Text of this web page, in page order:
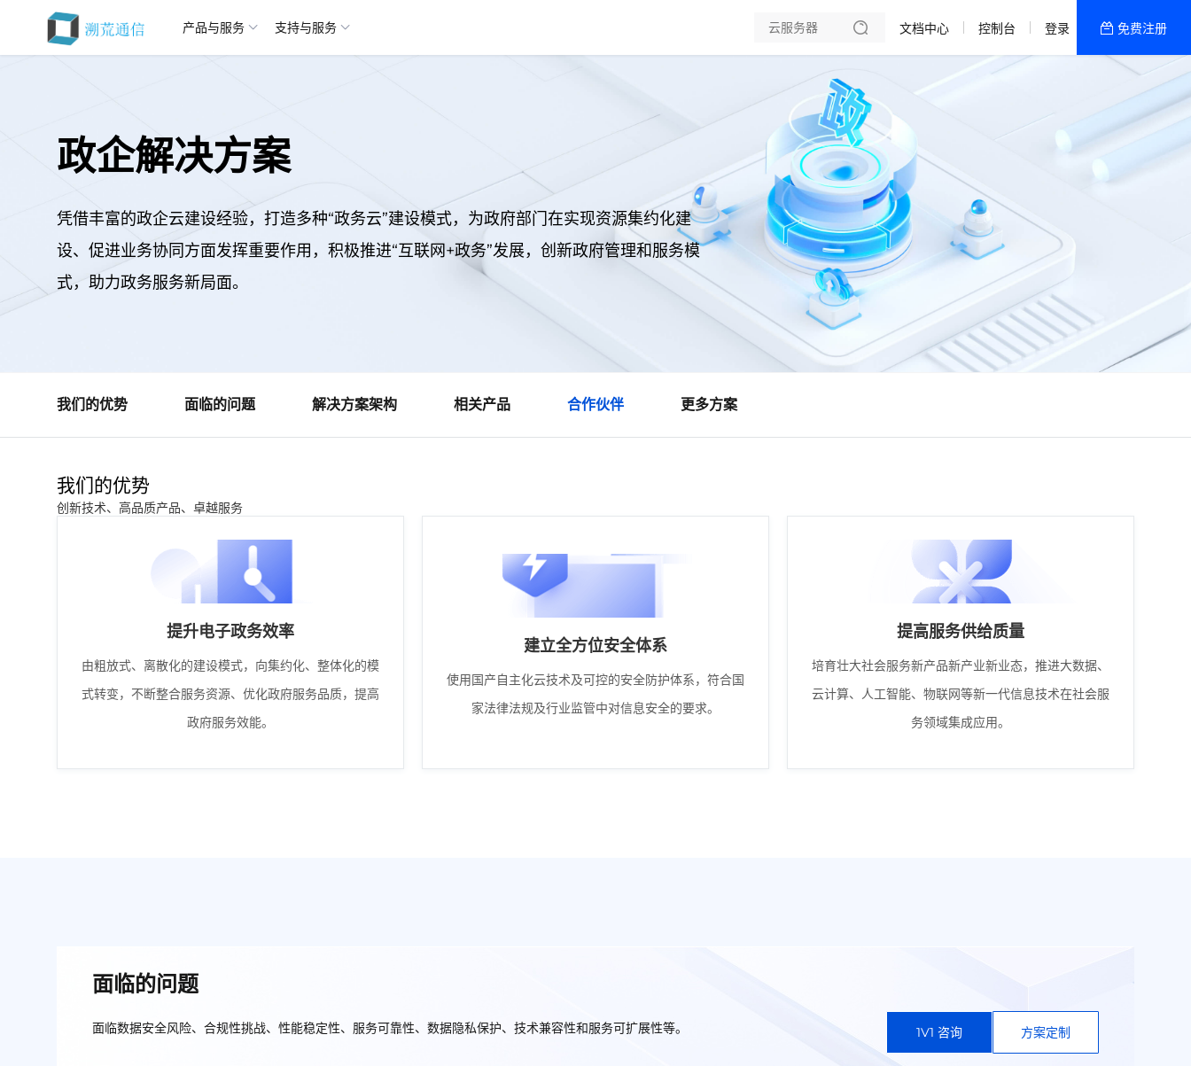
产品与服务
支持与服务
文档中心 控制台 登录 免费注册
政企解决方案
凭借丰富的政企云建设经验，打造多种“政务云”建设模式，为政府部门在实现资源集约化建
设、促进业务协同方面发挥重要作用，积极推进“互联网+政务”发展，创新政府管理和服务模
式，助力政务服务新局面。
我们的优势 面临的问题 解决方案架构 相关产品 合作伙伴 更多方案
我们的优势
创新技术、高品质产品、卓越服务
提升电子政务效率
由粗放式、离散化的建设模式，向集约化、整体化的模
式转变，不断整合服务资源、优化政府服务品质，提高
政府服务效能。
建立全方位安全体系
使用国产自主化云技术及可控的安全防护体系，符合国
家法律法规及行业监管中对信息安全的要求。
提高服务供给质量
培育壮大社会服务新产品新产业新业态，推进大数据、
云计算、人工智能、物联网等新一代信息技术在社会服
务领域集成应用。
面临的问题
面临数据安全风险、合规性挑战、性能稳定性、服务可靠性、数据隐私保护、技术兼容性和服务可扩展性等。 1V1 咨询 方案定制